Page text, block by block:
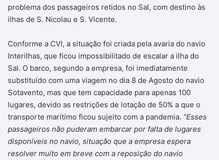
problema dos passageiros retidos no Sal, com destino às
ilhas de S. Nicolau e S. Vicente.
Conforme a CVI, a situação foi criada pela avaria do navio
Interilhas, que ficou impossibilitado de escalar a ilha do
Sal. O barco, segundo a empresa, foi imediatamente
substituído com uma viagem no dia 8 de Agosto do navio
Sotavento, mas que tem capacidade para apenas 100
lugares, devido as restrições de lotação de 50% a que o
transporte marítimo ficou sujeito com a pandemia. “Esses
passageiros não puderam embarcar por falta de lugares
disponíveis no navio, situação que a empresa espera
resolver muito em breve com a reposição do navio